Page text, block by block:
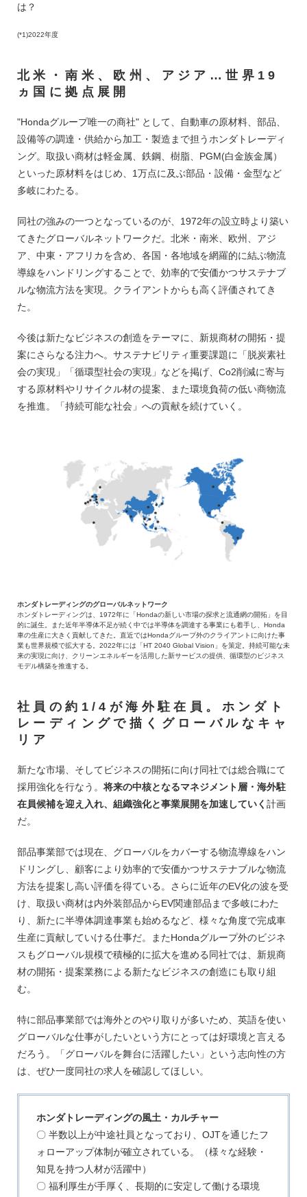
は？
(*1)2022年度
北米・南米、欧州、アジア…世界19
ヵ国に拠点展開
"Hondaグループ唯一の商社" として、自動車の原材料、部品、
設備等の調達・供給から加工・製造まで担うホンダトレーディ
ング。取扱い商材は軽金属、鉄鋼、樹脂、PGM(白金族金属）
といった原材料をはじめ、1万点に及ぶ部品・設備・金型など
多岐にわたる。
同社の強みの一つとなっているのが、1972年の設立時より築い
てきたグローバルネットワークだ。北米・南米、欧州、アジ
ア、中東・アフリカを含め、各国・各地域を網羅的に結ぶ物流
導線をハンドリングすることで、効率的で安価かつサステナブ
ルな物流方法を実現。クライアントからも高く評価されてき
た。
今後は新たなビジネスの創造をテーマに、新規商材の開拓・提
案にさらなる注力へ。サステナビリティ重要課題に「脱炭素社
会の実現」「循環型社会の実現」などを掲げ、Co2削減に寄与
する原材料やリサイクル材の提案、また環境負荷の低い商物流
を推進。「持続可能な社会」への貢献を続けていく。
ホンダトレーディングのグローバルネットワーク
ホンダトレーディングは、1972年に「Hondaの新しい市場の探求と流通網の開拓」を目
的に誕生。また近年半導体不足が続く中では半導体を調達する事業にも着手し、Honda
車の生産に大きく貢献してきた。直近ではHondaグループ外のクライアントに向けた事
業も世界規模で拡大する。2022年には「HT 2040 Global Vision」を策定。持続可能な未
来の実現に向け、クリーンエネルギーを活用した新サービスの提供、循環型のビジネス
モデル構築を推進する。
社員の約1/4が海外駐在員。ホンダト
レーディングで描くグローバルなキャ
リア
新たな市場、そしてビジネスの開拓に向け同社では総合職にて
採用強化を行なう。 将来の中核となるマネジメント層・海外駐
在員候補を迎え入れ、組織強化と事業展開を加速していく 計画
だ。
部品事業部では現在、グローバルをカバーする物流導線をハン
ドリングし、顧客により効率的で安価かつサステナブルな物流
方法を提案し高い評価を得ている。さらに近年のEV化の波を受
け、取扱い商材は内外装部品からEV関連部品まで多岐にわた
り、新たに半導体調達事業も始めるなど、様々な角度で完成車
生産に貢献していける仕事だ。またHondaグループ外のビジネ
スもグローバル規模で積極的に拡大を進める同社では、新規商
材の開拓・提案業務による新たなビジネスの創造にも取り組
む。
特に部品事業部では海外とのやり取りが多いため、英語を使い
グローバルな仕事がしたいという方にとっては好環境と言える
だろう。「グローバルを舞台に活躍したい」という志向性の方
は、ぜひ一度同社の求人を確認してほしい。
ホンダトレーディングの風土・カルチャー
〇 半数以上が中途社員となっており、OJTを通じたフ
ォローアップ体制が確立されている。（様々な経験・
知見を持つ人材が活躍中）
〇 福利厚生が手厚く、長期的に安定して働ける環境